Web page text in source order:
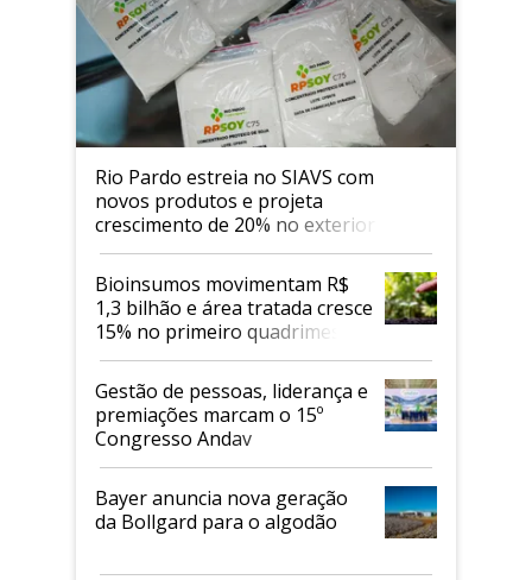
Rio Pardo estreia no SIAVS com
novos produtos e projeta
crescimento de 20% no exterior
Bioinsumos movimentam R$
1,3 bilhão e área tratada cresce
15% no primeiro quadrimestre
de 2026
Gestão de pessoas, liderança e
premiações marcam o 15º
Congresso Andav
Bayer anuncia nova geração
da Bollgard para o algodão